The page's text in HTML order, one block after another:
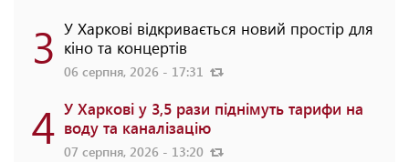
3 У Харкові відкривається новий простір для
кіно та концертів
06 серпня, 2026 - 17:31
4 У Харкові у 3,5 рази піднімуть тарифи на
воду та каналізацію
07 серпня, 2026 - 13:20